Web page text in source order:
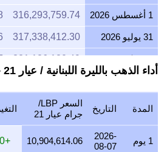
1 أغسطس 2026 316,293,759.74
31 يوليو 2026 317,338,412.30
30 يوليو 2026 321,186,120.49
317,231,781.38
28 يوليو 2026 315,963,475.15
27 يوليو 2026 319,821,428.57
26 يوليو 2026 317,308,297.42
أداء الذهب بالليرة اللبنانية / عيار 21 جرام
المدة التاريخ
السعر LBP/
جرام عيار 21
1 يوم
2026-
08-07
10,904,614.06
+225,079.00